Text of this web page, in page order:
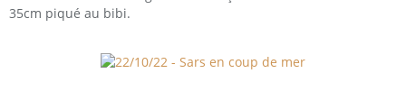
35cm piqué au bibi.